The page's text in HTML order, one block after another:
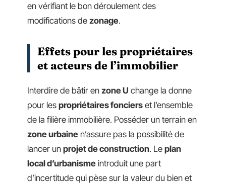
en vérifiant le bon déroulement des
modifications de zonage.
Effets pour les propriétaires
et acteurs de l’immobilier
Interdire de bâtir en zone U change la donne
pour les propriétaires fonciers et l’ensemble
de la filière immobilière. Posséder un terrain en
zone urbaine n’assure pas la possibilité de
lancer un projet de construction. Le plan
local d’urbanisme introduit une part
d’incertitude qui pèse sur la valeur du bien et